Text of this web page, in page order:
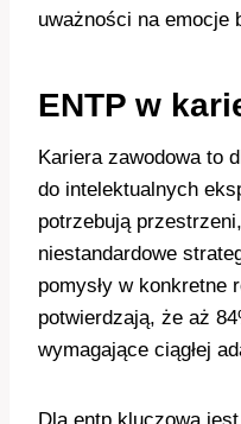
uważności na emocje
ENTP w
Kariera zawodowa to
do intelektualnych
potrzebują
niestandardowe
pomysły w konkretne
potwierdzają, że aż
wymagające ciągłej